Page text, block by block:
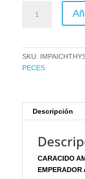
KERRI
SKU:
PECES
Descripción
CARACIDO
EMPERADOR